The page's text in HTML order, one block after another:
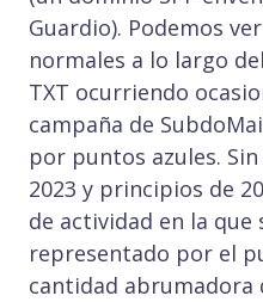
Guardio). Podemos
normales a lo largo
TXT ocurriendo
campaña de
por puntos azules.
2023 y principios de
de actividad en la que
representado por el
cantidad abrumadora